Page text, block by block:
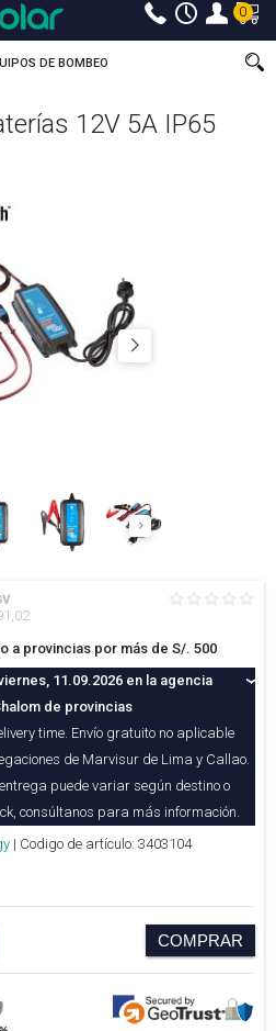
0
DE BOMBEO
12V 5A IP65
a provincias por más de S/. 500
11.09.2026 en la agencia
de provincias
time. Envío gratuito no aplicable
de Marvisur de Lima y Callao.
puede variar según destino o
consúltanos para más información.
| Codigo de artículo: 3403104
COMPRAR